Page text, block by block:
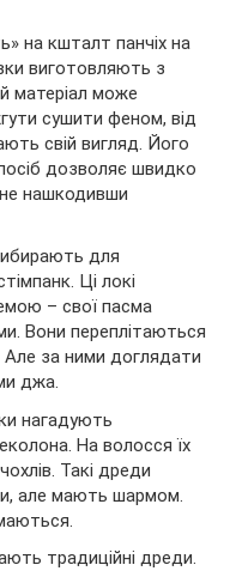
на кшталт панчіх на
виготовляють з
матеріал може
сушити феном, від
свій вигляд. Його
дозволяє швидко
нашкодивши
для
Ці локі
– свої пасма
Вони переплітаються
Але за ними доглядати
джа.
нагадують
На волосся їх
Такі дреди
але мають шармом.
традиційні дреди.